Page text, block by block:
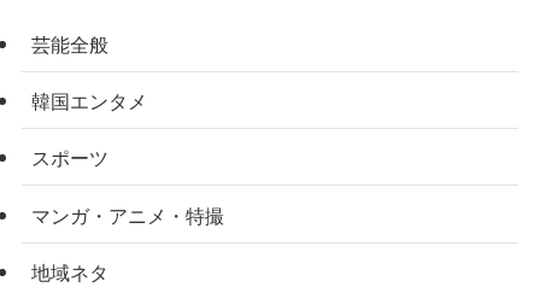
芸能全般
韓国エンタメ
スポーツ
マンガ・アニメ・特撮
地域ネタ